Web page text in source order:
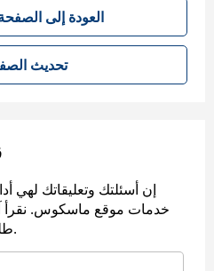
العودة إلى
تحديث الصفحة
إن أسئلتك وتعليقاتك لهي
خدمات موقع ماسكوس. نقرأ
طلبكم في أسرع وقت ممكن.